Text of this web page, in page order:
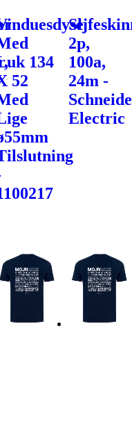
134
52
2p,
100a,
24m -
Electric